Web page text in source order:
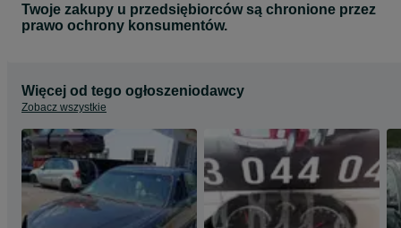
Twoje zakupy u przedsiębiorców są chronione przez
prawo ochrony konsumentów.
Więcej od tego ogłoszeniodawcy
Zobacz wszystkie